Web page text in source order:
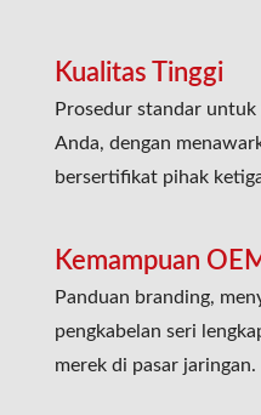
Kualitas Tinggi
Prosedur standar untuk
Anda, dengan
bersertifikat pihak
Kemampuan
Panduan branding,
pengkabelan seri
merek di pasar jaringan.